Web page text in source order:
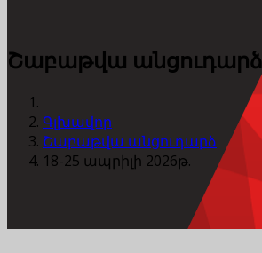
Շաբաթվա անցուդարձ
Գլխավոր
Շաբաթվա անցուդարձ
18-25 ապրիլի 2026թ.